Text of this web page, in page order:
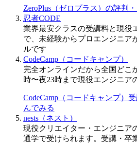
ZeroPlus（ゼロプラス）の評判
忍者CODE
業界最安クラスの受講料と現役
で、未経験からプロエンジニア
ルです
CodeCamp（コードキャンプ）
完全オンラインだから全国どこ
時〜夜23時まで現役エンジニア
CodeCamp（コードキャンプ）
んでみる
nests（ネスト）
現役クリエイター・エンジニア
通学で受けられます。受講・卒